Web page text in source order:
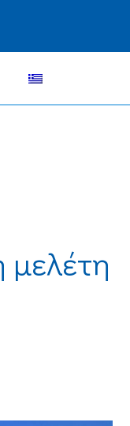
μελέτη